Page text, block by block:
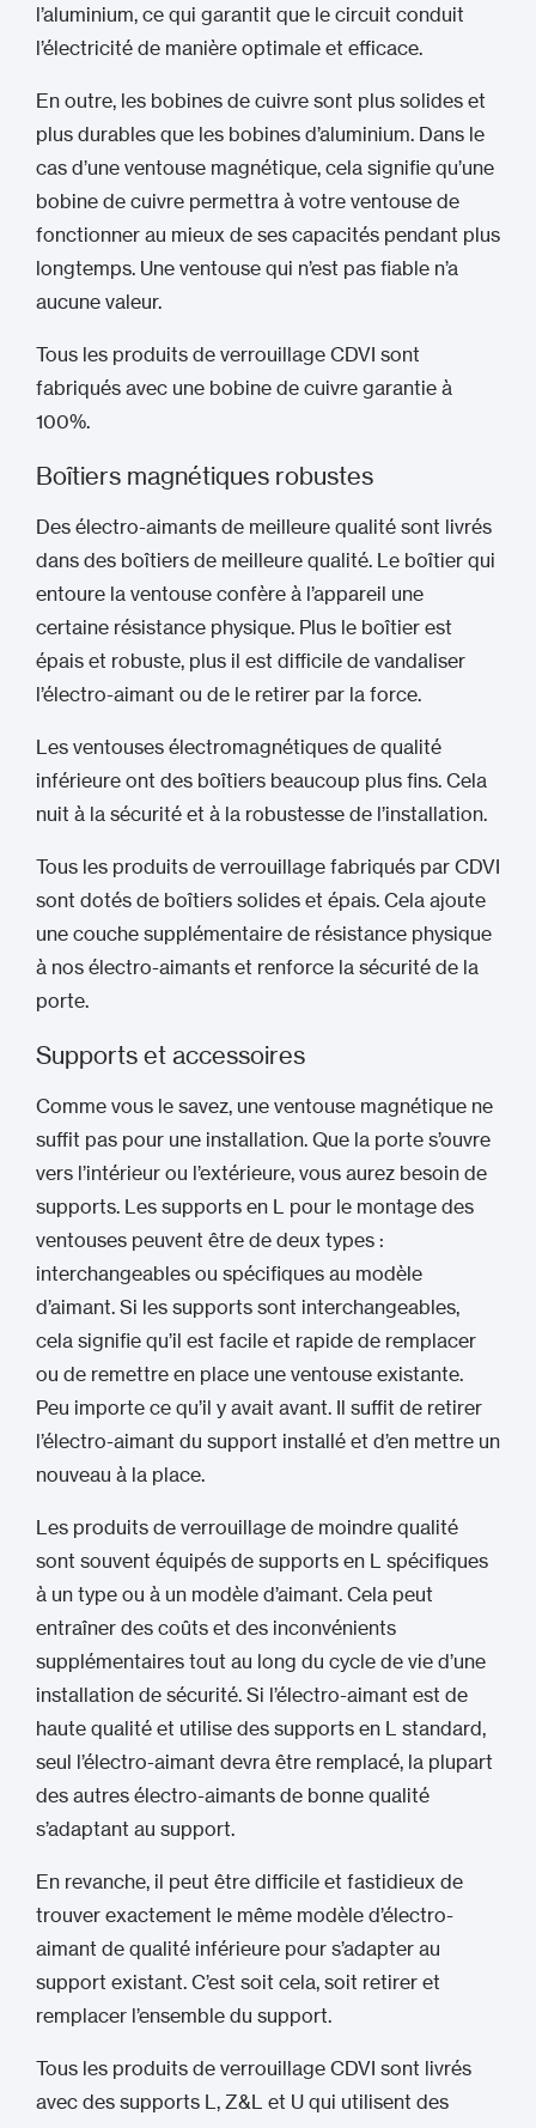
l’aluminium, ce qui garantit que le circuit conduit
l’électricité de manière optimale et efficace.
En outre, les bobines de cuivre sont plus solides et
plus durables que les bobines d’aluminium. Dans le
cas d’une ventouse magnétique, cela signifie qu’une
bobine de cuivre permettra à votre ventouse de
fonctionner au mieux de ses capacités pendant plus
longtemps. Une ventouse qui n’est pas fiable n’a
aucune valeur.
Tous les produits de verrouillage CDVI sont
fabriqués avec une bobine de cuivre garantie à
100%.
Boîtiers magnétiques robustes
Des électro-aimants de meilleure qualité sont livrés
dans des boîtiers de meilleure qualité. Le boîtier qui
entoure la ventouse confère à l’appareil une
certaine résistance physique. Plus le boîtier est
épais et robuste, plus il est difficile de vandaliser
l’électro-aimant ou de le retirer par la force.
Les ventouses électromagnétiques de qualité
inférieure ont des boîtiers beaucoup plus fins. Cela
nuit à la sécurité et à la robustesse de l’installation.
Tous les produits de verrouillage fabriqués par CDVI
sont dotés de boîtiers solides et épais. Cela ajoute
une couche supplémentaire de résistance physique
à nos électro-aimants et renforce la sécurité de la
porte.
Supports et accessoires
Comme vous le savez, une ventouse magnétique ne
suffit pas pour une installation. Que la porte s’ouvre
vers l’intérieur ou l’extérieure, vous aurez besoin de
supports. Les supports en L pour le montage des
ventouses peuvent être de deux types :
interchangeables ou spécifiques au modèle
d’aimant. Si les supports sont interchangeables,
cela signifie qu’il est facile et rapide de remplacer
ou de remettre en place une ventouse existante.
Peu importe ce qu’il y avait avant. Il suffit de retirer
l’électro-aimant du support installé et d’en mettre un
nouveau à la place.
Les produits de verrouillage de moindre qualité
sont souvent équipés de supports en L spécifiques
à un type ou à un modèle d’aimant. Cela peut
entraîner des coûts et des inconvénients
supplémentaires tout au long du cycle de vie d’une
installation de sécurité. Si l’électro-aimant est de
haute qualité et utilise des supports en L standard,
seul l’électro-aimant devra être remplacé, la plupart
des autres électro-aimants de bonne qualité
s’adaptant au support.
En revanche, il peut être difficile et fastidieux de
trouver exactement le même modèle d’électro-
aimant de qualité inférieure pour s’adapter au
support existant. C’est soit cela, soit retirer et
remplacer l’ensemble du support.
Tous les produits de verrouillage CDVI sont livrés
avec des supports L, Z&L et U qui utilisent des